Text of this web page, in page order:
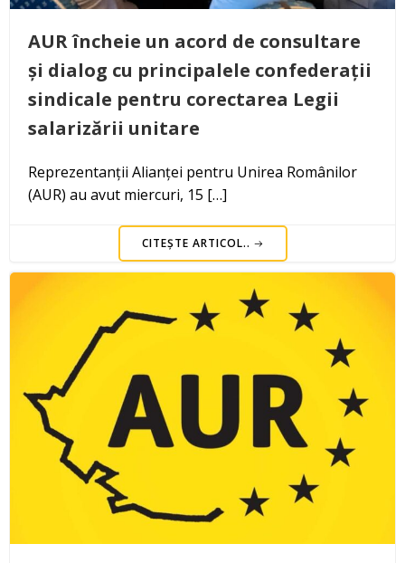
AUR încheie un acord de consultare
și dialog cu principalele confederații
sindicale pentru corectarea Legii
salarizării unitare
Reprezentanții Alianței pentru Unirea Românilor
(AUR) au avut miercuri, 15 […]
CITEȘTE ARTICOL..